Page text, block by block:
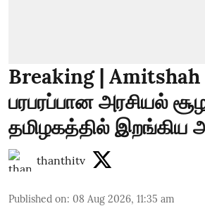
Breaking |
பரபரப்பான அரசியல்
தமிழகத்தில் இறங்கிய
thanthitv
Published on: 08 Aug 2026, 11:35 am